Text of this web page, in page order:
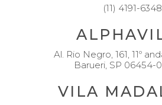
(11) 4191-6348
Al. Rio Negro, 161, 11º
Barueri, SP 06454-
VILA